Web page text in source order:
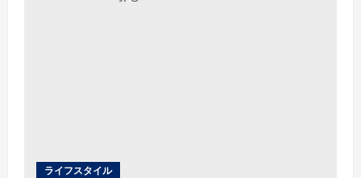
ライフスタイル